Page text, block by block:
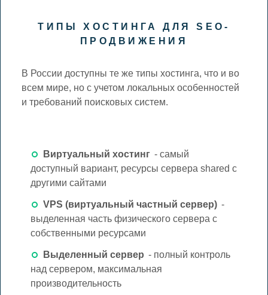
ТИПЫ ХОСТИНГА ДЛЯ SEO-
ПРОДВИЖЕНИЯ
В России доступны те же типы хостинга, что и во
всем мире, но с учетом локальных особенностей
и требований поисковых систем.
Виртуальный хостинг - самый
доступный вариант, ресурсы сервера shared с
другими сайтами
VPS (виртуальный частный сервер) -
выделенная часть физического сервера с
собственными ресурсами
Выделенный сервер - полный контроль
над сервером, максимальная
производительность